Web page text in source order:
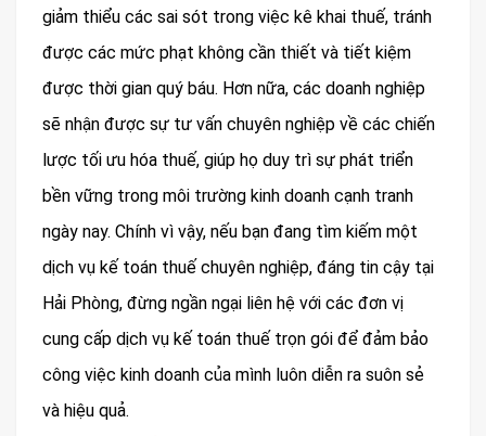
giảm thiểu các sai sót trong việc kê khai thuế, tránh
được các mức phạt không cần thiết và tiết kiệm
được thời gian quý báu. Hơn nữa, các doanh nghiệp
sẽ nhận được sự tư vấn chuyên nghiệp về các chiến
lược tối ưu hóa thuế, giúp họ duy trì sự phát triển
bền vững trong môi trường kinh doanh cạnh tranh
ngày nay. Chính vì vậy, nếu bạn đang tìm kiếm một
dịch vụ kế toán thuế chuyên nghiệp, đáng tin cậy tại
Hải Phòng, đừng ngần ngại liên hệ với các đơn vị
cung cấp dịch vụ kế toán thuế trọn gói để đảm bảo
công việc kinh doanh của mình luôn diễn ra suôn sẻ
và hiệu quả.